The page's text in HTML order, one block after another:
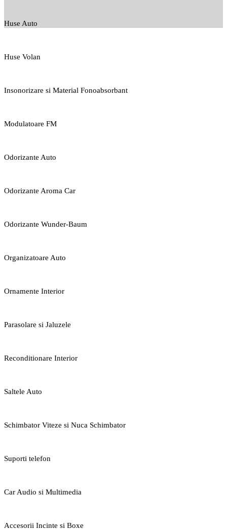
Huse Auto
Huse Volan
Insonorizare si Material Fonoabsorbant
Modulatoare FM
Odorizante Auto
Odorizante Aroma Car
Odorizante Wunder-Baum
Organizatoare Auto
Ornamente Interior
Parasolare si Jaluzele
Reconditionare Interior
Saltele Auto
Schimbator Viteze si Nuca Schimbator
Suporti telefon
Car Audio si Multimedia
Accesorii Incinte si Boxe